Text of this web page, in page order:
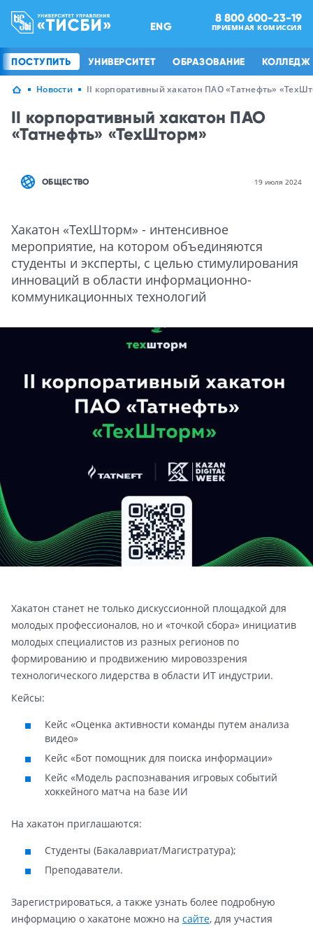
ENG
8 800 600-23-19
ПРИЕМНАЯ КОМИССИЯ
ПОСТУПИТЬ УНИВЕРСИТЕТ ОБРАЗОВАНИЕ КОЛЛЕДЖ
Новости II корпоративный хакатон ПАО «Татнефть»
II корпоративный хакатон ПАО
«Татнефть» «ТехШторм»
ОБЩЕСТВО 19 июля 2024
Хакатон «ТехШторм» - интенсивное
мероприятие, на котором объединяются
студенты и эксперты, с целью стимулирования
инноваций в области информационно-
коммуникационных технологий
Хакатон станет не только дискуссионной площадкой для
молодых профессионалов, но и «точкой сбора» инициатив
молодых специалистов из разных регионов по
формированию и продвижению мировоззрения
технологического лидерства в области ИТ индустрии.
Кейсы:
Кейс «Оценка активности команды путем анализа
видео»
Кейс «Бот помощник для поиска информации»
Кейс «Модель распознавания игровых событий
хоккейного матча на базе ИИ
На хакатон приглашаются:
Студенты (Бакалавриат/Магистратура);
Преподаватели.
Зарегистрироваться, а также узнать более подробную
информацию о хакатоне можно на сайте, для участия